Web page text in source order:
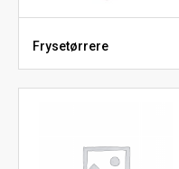
Frysetørrere